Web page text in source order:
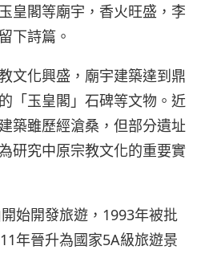
皇閣等廟宇，香火旺盛，李
下詩篇。
文化興盛，廟宇建築達到鼎
「玉皇閣」石碑等文物。近
築雖歷經滄桑，但部分遺址
研究中原宗教文化的重要實
始開發旅遊，1993年被批
年晉升為國家5A級旅遊景